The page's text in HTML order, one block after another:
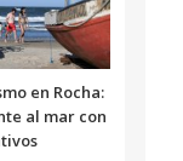
en Rocha:
al mar con